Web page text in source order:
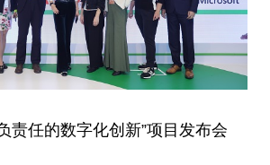
责任的数字化创新”项目发布会